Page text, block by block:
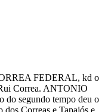
FEDERAL, kd o
Correa. ANTONIO
do segundo tempo deu o
dos Correas e Tapajós e